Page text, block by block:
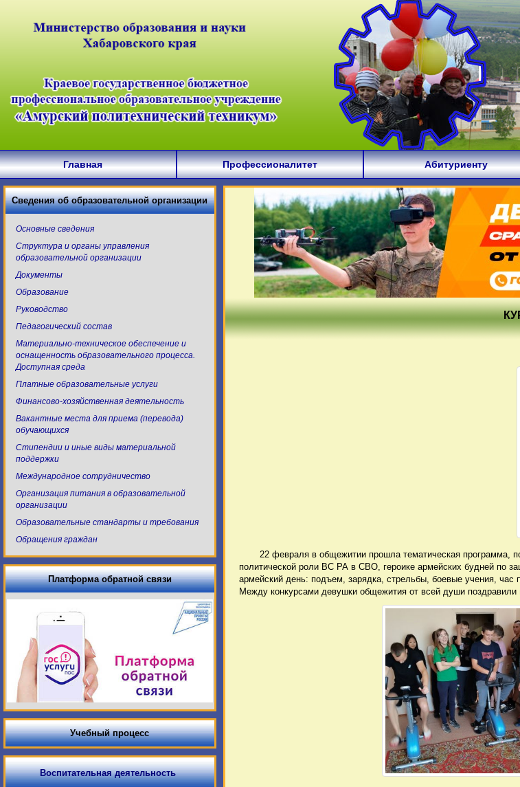
Главная Профессионалитет Абитуриенту
Сведения об образовательной организации
Основные сведения
Структура и органы управления
образовательной организации
Документы
Образование
Руководство
Педагогический состав
Материально-техническое обеспечение и
оснащенность образовательного процесса.
Доступная среда
Платные образовательные услуги
Финансово-хозяйственная деятельность
Вакантные места для приема (перевода)
обучающихся
Стипендии и иные виды материальной
поддержки
Международное сотрудничество
Организация питания в образовательной
организации
Образовательные стандарты и требования
Обращения граждан
Платформа обратной связи
Учебный процесс
Воспитательная деятельность
22 февраля в общежитии прошла тематическая программа,
политической роли ВС РА в СВО, героике армейских будней по
армейский день: подъем, зарядка, стрельбы, боевые учения,
Между конкурсами девушки общежития от всей души